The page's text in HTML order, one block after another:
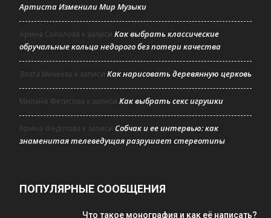
Артиста Изменили Мир Музыки
Арина Соколова к записи Как выбрать классические
обручальные кольца недорого без потери качества
Злата Михеева к записи Как нарисовать деревянную церковь
Милана Фетисова к записи Как выбрать секс игрушки
Арина Федотова к записи Собчак и ее интервью: как
знаменитая телеведущая разрушает стереотипы
ПОПУЛЯРНЫЕ СООБЩЕНИЯ
Что такое монография и как её написать?